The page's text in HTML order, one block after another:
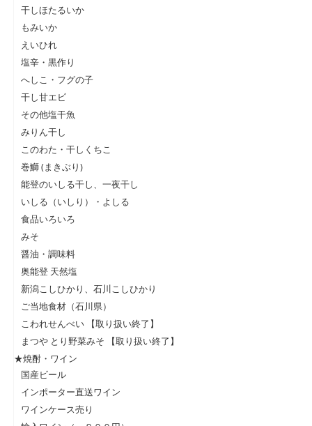
干しほたるいか
もみいか
えいひれ
塩辛・黒作り
へしこ・フグの子
干し甘エビ
その他塩干魚
みりん干し
このわた・干しくちこ
巻鰤 (まきぶり)
能登のいしる干し、一夜干し
いしる（いしり）・よしる
食品いろいろ
みそ
醤油・調味料
奥能登 天然塩
新潟こしひかり、石川こしひかり
ご当地食材（石川県）
こわれせんべい 【取り扱い終了】
まつや とり野菜みそ 【取り扱い終了】
★焼酎・ワイン
国産ビール
インポーター直送ワイン
ワインケース売り